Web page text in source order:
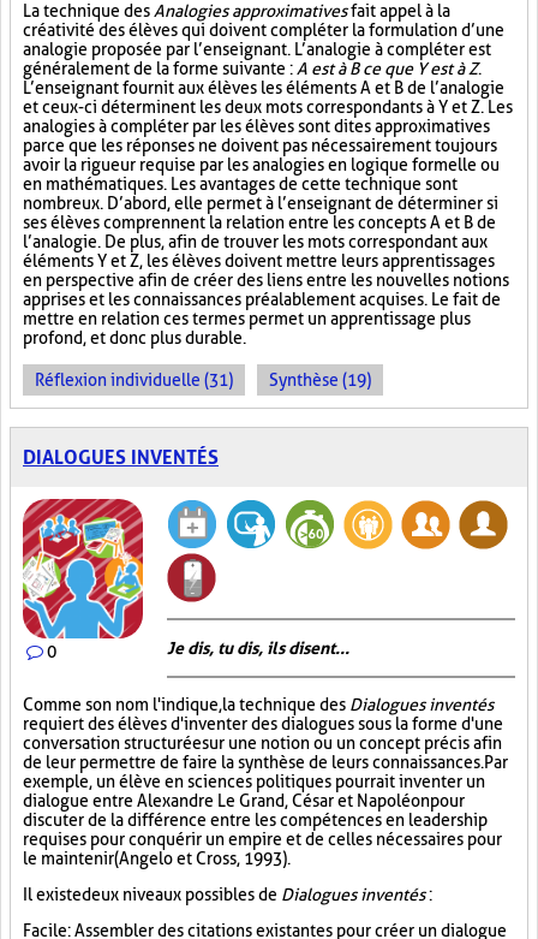
La technique des Analogies approximativesfait appel à la
créativité des élèves qui doivent compléter la formulation d’une
analogie proposée par l’enseignant. L’analogie à compléter est
généralement de la forme suivante : A est à B ce que Y est à Z.
L’enseignant fournit aux élèves les éléments A et B de l’analogie
et ceux-ci déterminent les deux mots correspondants à Y et Z. Les
analogies à compléter par les élèves sont dites approximatives
parce que les réponses ne doivent pas nécessairement toujours
avoir la rigueur requise par les analogies en logique formelle ou
en mathématiques. Les avantages de cette technique sont
nombreux. D’abord, elle permet à l’enseignant de déterminer si
ses élèves comprennent la relation entre les concepts A et B de
l’analogie. De plus, afin de trouver les mots correspondant aux
éléments Y et Z, les élèves doivent mettre leurs apprentissages
en perspective afin de créer des liens entre les nouvelles notions
apprises et les connaissances préalablement acquises. Le fait de
mettre en relation ces termes permet un apprentissage plus
profond, et donc plus durable.
Réflexion individuelle (31) Synthèse (19)
DIALOGUES INVENTÉS
0 Je dis, tu dis, ils disent...
Comme son nom l'indique, la technique des Dialogues inventés
requiert des élèves d'inventer des dialogues sous la forme d'une
conversation structurée sur une notion ou un concept précis afin
de leur permettre de faire la synthèse de leurs connaissances. Par
exemple, un élève en sciences politiques pourrait inventer un
dialogue entre Alexandre Le Grand, César et Napoléon pour
discuter de la différence entre les compétences en leadership
requises pour conquérir un empire et de celles nécessaires pour
le maintenir (Angelo et Cross, 1993).
Il existe deux niveaux possibles de Dialogues inventés:
Facile : Assembler des citations existantes pour créer un dialogue